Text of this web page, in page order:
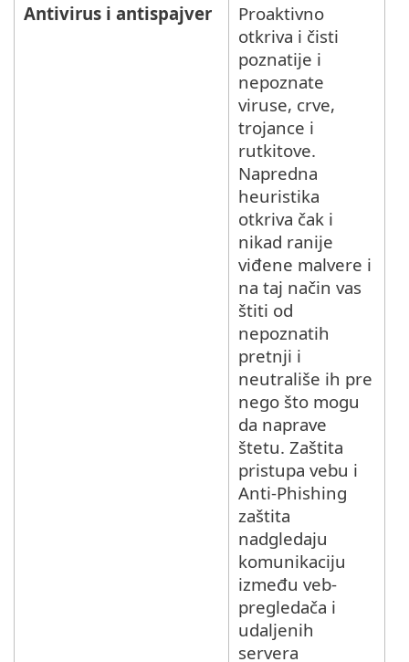
Antivirus i antispajver
Proaktivno
otkriva i čisti
poznatije i
nepoznate
viruse, crve,
trojance i
rutkitove.
Napredna
heuristika
otkriva čak i
nikad ranije
viđene malvere i
na taj način vas
štiti od
nepoznatih
pretnji i
neutrališe ih pre
nego što mogu
da naprave
štetu. Zaštita
pristupa vebu i
Anti-Phishing
zaštita
nadgledaju
komunikaciju
između veb-
pregledača i
udaljenih
servera